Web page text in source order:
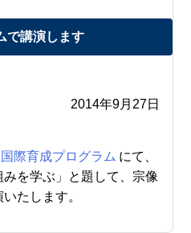
で講演します
2014年9月27日
際育成プログラム にて、
みを学ぶ」と題して、宗像
たします。